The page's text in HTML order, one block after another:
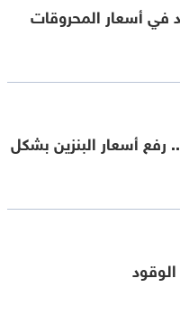
في أسعار المحروقات
رفع أسعار البنزين بشكل